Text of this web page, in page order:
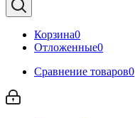
Корзина0
Отложенные0
Сравнение товаров0